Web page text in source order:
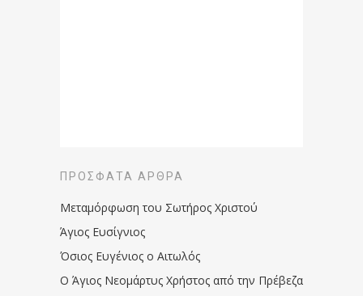
ΠΡΌΣΦΑΤΑ ΆΡΘΡΑ
Μεταμόρφωση του Σωτήρος Χριστού
Άγιος Ευσίγνιος
Όσιος Ευγένιος ο Αιτωλός
Ο Άγιος Νεομάρτυς Χρήστος από την Πρέβεζα